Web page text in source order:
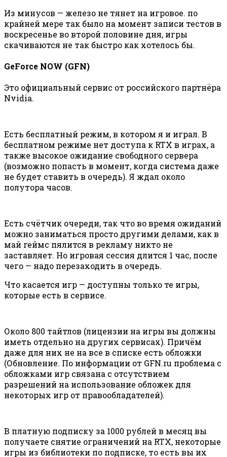
Из минусов — железо не тянет на игровое. по
крайней мере так было на момент записи тестов в
воскресенье во второй половине дня, игры
скачиваются не так быстро как хотелось бы.
GeForce NOW (GFN)
Это официальный сервис от российского партнёра
Nvidia.
Есть бесплатный режим, в котором я и играл. В
бесплатном режиме нет доступа к RTX в играх, а
также высокое ожидание свободного сервера
(возможно попасть в момент, когда система даже
не будет ставить в очередь). Я ждал около
полутора часов.
Есть счётчик очереди, так что во время ожиданий
можно заниматься просто другими делами, как в
май геймс пялится в рекламу никто не
заставляет. Но игровая сессия длится 1 час, после
чего — надо перезаходить в очередь.
Что касается игр — доступны только те игры,
которые есть в сервисе.
Около 800 тайтлов (лицензии на игры вы должны
иметь отдельно на других сервисах). Причём
даже для них не на все в списке есть обложки
(Обновление. По информации от GFN.ru проблема с
обложками игр связана с отсутствием
разрешений на использование обложек для
некоторых игр от правообладателей).
В платную подписку за 1000 рублей в месяц вы
получаете снятие ограничений на RTX, некоторые
игры из библиотеки по подписке, то есть вы их